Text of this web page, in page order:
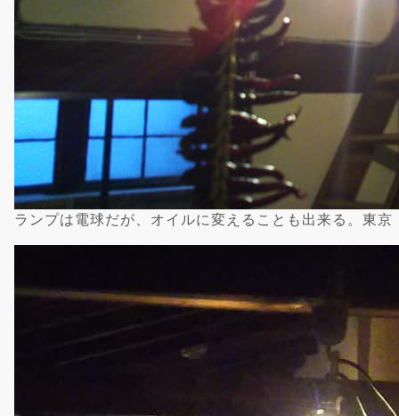
ランプは電球だが、オイルに変えることも出来る。東